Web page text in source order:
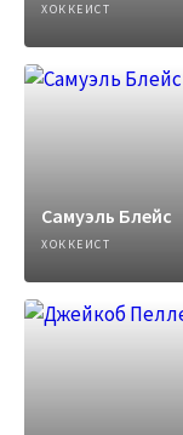
ХОККЕИСТ
Самуэль Блейс
ХОККЕИСТ